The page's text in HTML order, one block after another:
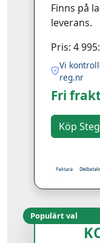
Finns på
leverans.
Pris: 4
Vi
reg.nr
Fri
Populärt val